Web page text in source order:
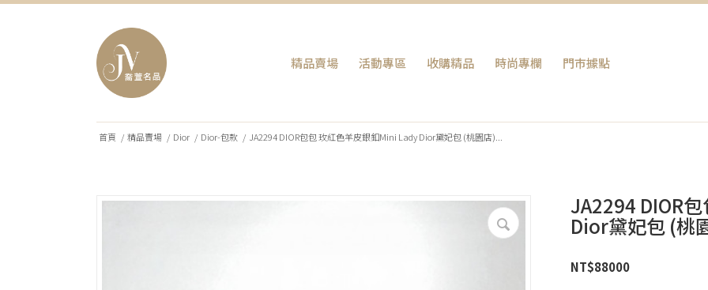
精品賣場 活動專區 收購精品 時尚專欄 門巿據點
首頁 / 精品賣場 / Dior / Dior-包款 / JA2294 DIOR包包 玫紅色羊皮銀釦Mini Lady Dior黛妃包 (桃園店)...
JA2294 DIOR
Dior黛妃包 (桃
NT$88000